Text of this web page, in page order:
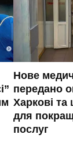
Нове
передано
Харкові
для
послуг